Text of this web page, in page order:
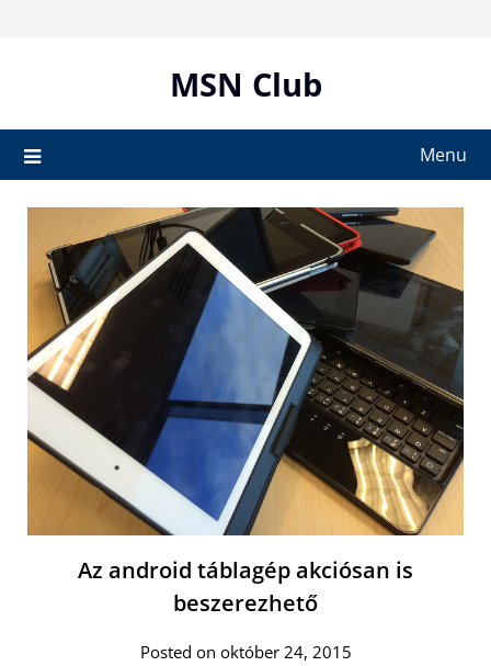
MSN Club
Menu
Az android táblagép akciósan is
beszerezhető
Posted on október 24, 2015